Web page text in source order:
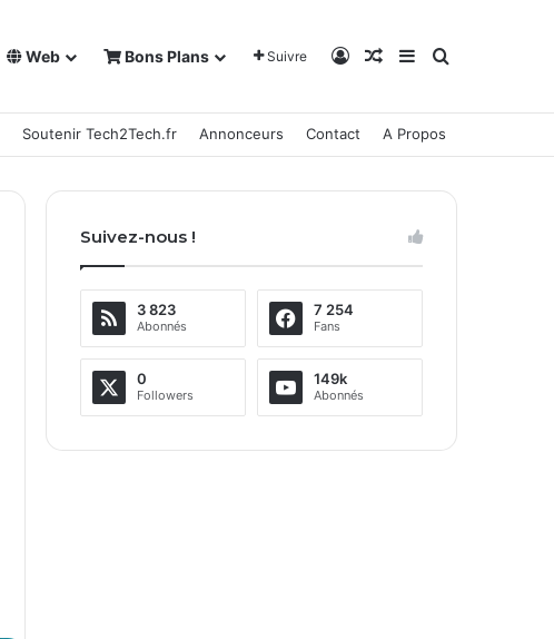
Web Bons Plans Suivre Connexion
Article Aléatoire
Sidebar (barre
Rechercher
Soutenir Tech2Tech.fr Annonceurs Contact A Propos
Suivez-nous !
3 823
Abonnés
7 254
Fans
0
Followers
149k
Abonnés